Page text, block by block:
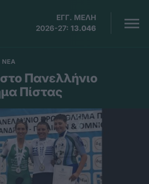
ΕΓΓ. ΜΕΛΗ
2026-27: 13.046
ΝΕΑ
Πανελλήνιο
Πίστας